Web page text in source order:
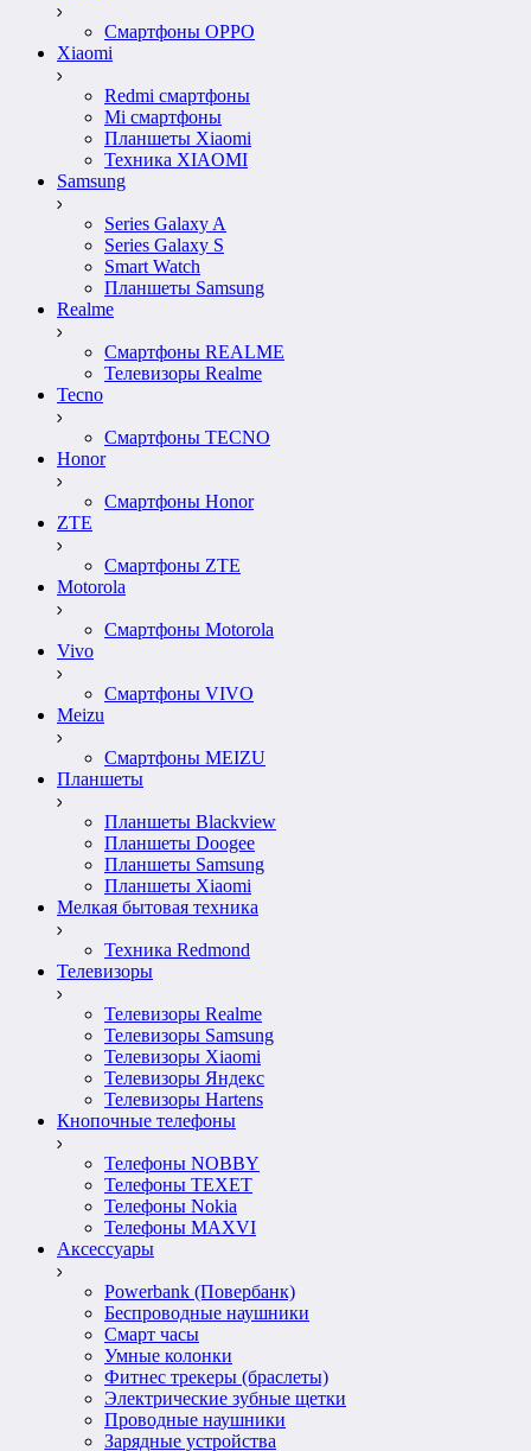
Смартфоны OPPO
Xiaomi
Redmi смартфоны
Mi смартфоны
Планшеты Xiaomi
Техника XIAOMI
Samsung
Series Galaxy A
Series Galaxy S
Smart Watch
Планшеты Samsung
Realme
Смартфоны REALME
Телевизоры Realme
Tecno
Смартфоны TECNO
Honor
Смартфоны Honor
ZTE
Смартфоны ZTE
Motorola
Смартфоны Motorola
Vivo
Смартфоны VIVO
Meizu
Смартфоны MEIZU
Планшеты
Планшеты Blackview
Планшеты Doogee
Планшеты Samsung
Планшеты Xiaomi
Мелкая бытовая техника
Техника Redmond
Телевизоры
Телевизоры Realme
Телевизоры Samsung
Телевизоры Xiaomi
Телевизоры Яндекс
Телевизоры Hartens
Кнопочные телефоны
Телефоны NOBBY
Телефоны TEXET
Телефоны Nokia
Телефоны MAXVI
Аксессуары
Powerbank (Повербанк)
Беспроводные наушники
Смарт часы
Умные колонки
Фитнес трекеры (браслеты)
Электрические зубные щетки
Проводные наушники
Зарядные устройства